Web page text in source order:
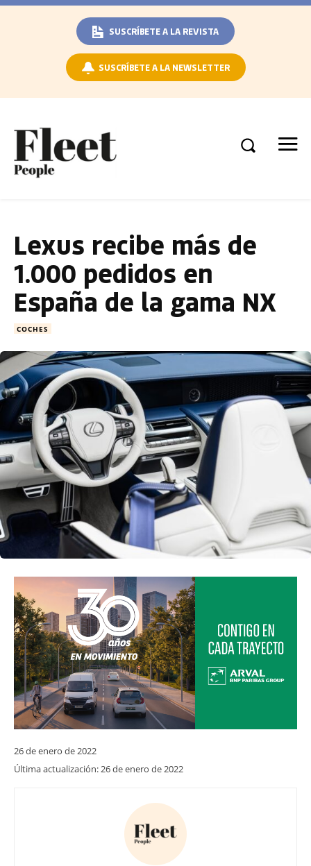
SUSCRÍBETE A LA REVISTA
SUSCRÍBETE A LA NEWSLETTER
Lexus recibe más de
1.000 pedidos en
España de la gama NX
COCHES
26 de enero de 2022
Última actualización:26 de enero de 2022